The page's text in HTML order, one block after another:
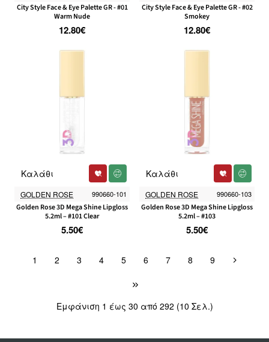
City Style Face & Eye Palette GR - #01
Warm Nude
12.80€
City Style Face & Eye Palette GR - #02
Smokey
12.80€
GOLDEN ROSE 990660-101
Golden Rose 3D Mega Shine Lipgloss
5.2ml – #101 Clear
5.50€
Καλάθι
GOLDEN ROSE 990660-103
Golden Rose 3D Mega Shine Lipgloss
5.2ml – #103
5.50€
Καλάθι
1 2 3 4 5 6 7 8 9
Εμφάνιση 1 έως 30 από 292 (10 Σελ.)